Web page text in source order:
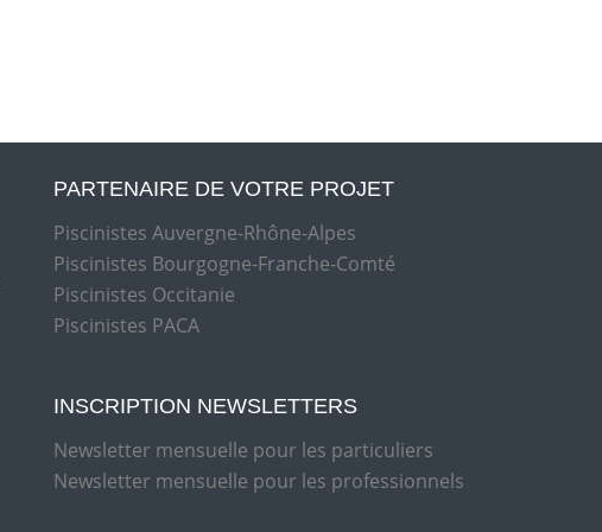
PARTENAIRE DE VOTRE PROJET
Piscinistes Auvergne-Rhône-Alpes
Piscinistes Bourgogne-Franche-Comté
Piscinistes Occitanie
Piscinistes PACA
INSCRIPTION NEWSLETTERS
Newsletter mensuelle pour les particuliers
Newsletter mensuelle pour les professionnels